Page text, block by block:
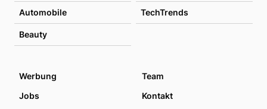
Automobile TechTrends
Beauty
Werbung
Team
Jobs
Kontakt